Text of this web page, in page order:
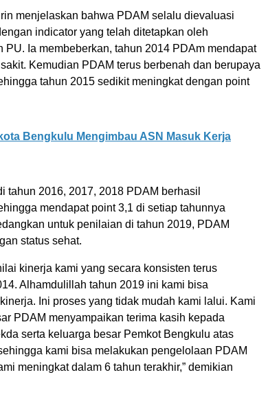
menjelaskan bahwa PDAM selalu dievaluasi
indicator yang telah ditetapkan oleh
PU. Ia membeberkan, tahun 2014 PDAm mendapat
Kemudian PDAM terus berbenah dan berupaya
tahun 2015 sedikit meningkat dengan point
Bengkulu Mengimbau ASN Masuk Kerja
tahun 2016, 2017, 2018 PDAM berhasil
mendapat point 3,1 di setiap tahunnya
untuk penilaian di tahun 2019, PDAM
status sehat.
kinerja kami yang secara konsisten terus
Alhamdulillah tahun 2019 ini kami bisa
Ini proses yang tidak mudah kami lalui. Kami
PDAM menyampaikan terima kasih kepada
serta keluarga besar Pemkot Bengkulu atas
kami bisa melakukan pengelolaan PDAM
meningkat dalam 6 tahun terakhir,” demikian